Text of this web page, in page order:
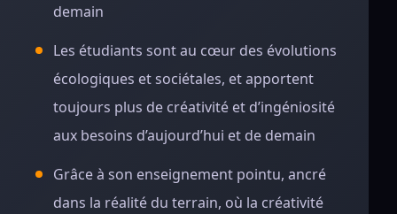
demain
Les étudiants sont au cœur des évolutions
écologiques et sociétales, et apportent
toujours plus de créativité et d’ingéniosité
aux besoins d’aujourd’hui et de demain
Grâce à son enseignement pointu, ancré
dans la réalité du terrain, où la créativité